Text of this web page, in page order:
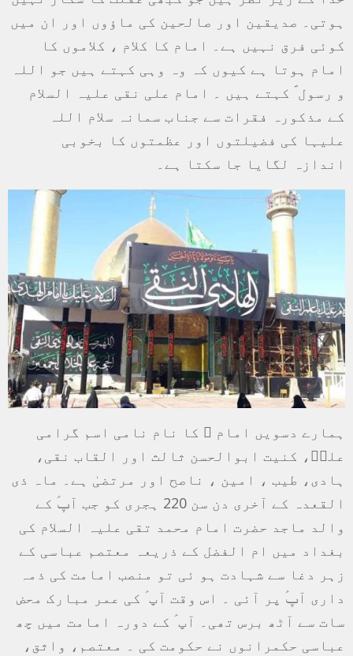
ہوتی۔ صدیقین اور صالحین کی ماؤوں اور ان میں
کوئی فرق نہیں ہے۔ امام کا کلام ، کلاموں کا
امام ہوتا ہے کیوں کہ وہ وہی کہتے ہیں جو اللہ
و رسول ؐ کہتے ہیں ۔ امام علی نقی علیہ السلام
کے مذکورہ فقرات سے جناب سمانہ سلام اللہ
علیہا کی فضیلتوں اور عظمتوں کا بخوبی
اندازہ لگایا جا سکتا ہے۔
ہمارے دسویں امام ؑ کا نام نامی اسم گرامی
علیؑ، کنیت ابوالحسن ثالث اور القاب نقی،
ہادی، طیب ، امین ، ناصح اور مرتضیٰ ہے۔ ماہ ذی
القعدہ کے آخری دن سن 220 ہجری کو جب آپؑ کے
والد ماجد حضرت امام محمد تقی علیہ السلام کی
بغداد میں ام الفضل کے ذریعہ معتصم عباسی کے
زہر دغا سے شہادت ہو ئی تو منصب امامت کی ذمہ
داری آپؑ پر آئی ۔ اس وقت آپ ؑ کی عمر مبارک محض
سات سے آٹھ برس تھی۔ آپ ؑ کے دورہ امامت میں چھ
عباسی حکمرانوں نے حکومت کی ۔ معتصم، واثق،